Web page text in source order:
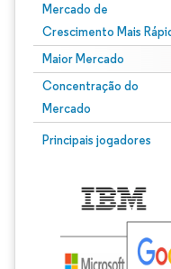
Mercado de
Crescimento Mais
Maior Mercado
Concentração do
Mercado
Principais jogadores
Imagem © Mordor